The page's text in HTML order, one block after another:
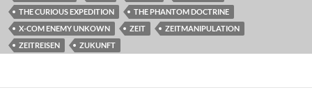
THE CURIOUS EXPEDITION
THE PHANTOM DOCTRINE
X-COM ENEMY UNKOWN
ZEIT
ZEITMANIPULATION
ZEITREISEN
ZUKUNFT